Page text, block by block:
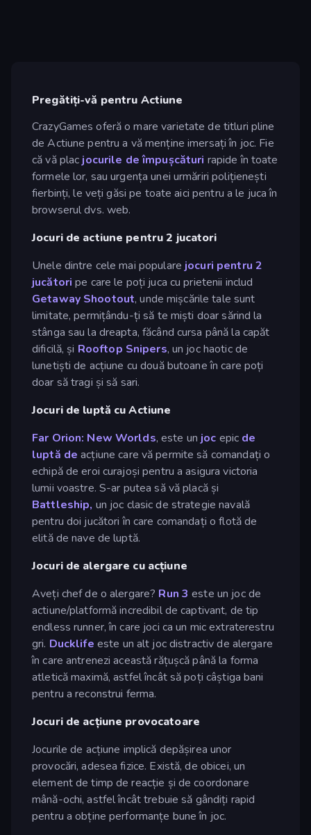
Pregătiți-vă pentru Actiune
CrazyGames oferă o mare varietate de titluri pline
de Actiune pentru a vă menține imersați în joc. Fie
că vă plac jocurile de împușcături rapide în toate
formele lor, sau urgența unei urmăriri polițienești
fierbinți, le veți găsi pe toate aici pentru a le juca în
browserul dvs. web.
Jocuri de actiune pentru 2 jucatori
Unele dintre cele mai populare jocuri pentru 2
jucători pe care le poți juca cu prietenii includ
Getaway Shootout, unde mișcările tale sunt
limitate, permițându-ți să te miști doar sărind la
stânga sau la dreapta, făcând cursa până la capăt
dificilă, și Rooftop Snipers, un joc haotic de
lunetiști de acțiune cu două butoane în care poți
doar să tragi și să sari.
Jocuri de luptă cu Actiune
Far Orion: New Worlds, este un joc epic de
luptă de acțiune care vă permite să comandați o
echipă de eroi curajoși pentru a asigura victoria
lumii voastre. S-ar putea să vă placă și
Battleship, un joc clasic de strategie navală
pentru doi jucători în care comandați o flotă de
elită de nave de luptă.
Jocuri de alergare cu acțiune
Aveți chef de o alergare? Run 3 este un joc de
actiune/platformă incredibil de captivant, de tip
endless runner, în care joci ca un mic extraterestru
gri. Ducklife este un alt joc distractiv de alergare
în care antrenezi această rățușcă până la forma
atletică maximă, astfel încât să poți câștiga bani
pentru a reconstrui ferma.
Jocuri de acțiune provocatoare
Jocurile de acțiune implică depășirea unor
provocări, adesea fizice. Există, de obicei, un
element de timp de reacție și de coordonare
mână-ochi, astfel încât trebuie să gândiți rapid
pentru a obține performanțe bune în joc.